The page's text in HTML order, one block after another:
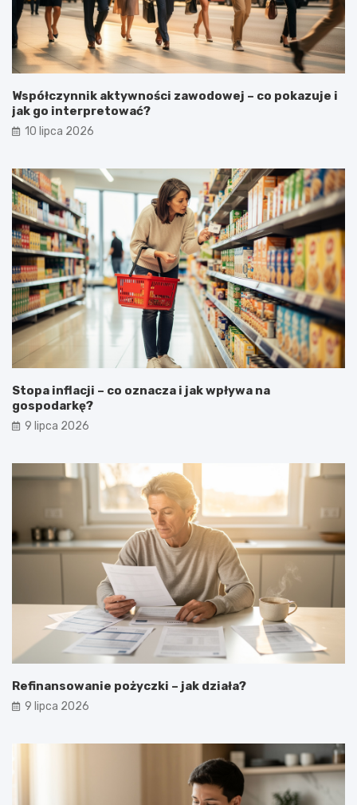
Współczynnik aktywności zawodowej – co pokazuje i
jak go interpretować?
10 lipca 2026
Stopa inflacji – co oznacza i jak wpływa na
gospodarkę?
9 lipca 2026
Refinansowanie pożyczki – jak działa?
9 lipca 2026